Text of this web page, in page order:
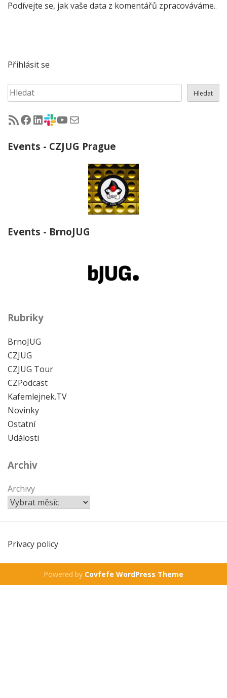
Podívejte se, jak vaše data z komentářů zpracováváme..
Přihlásit se
Hledat Hledat
RSS - články na jug.cz
Facebook skupina Czech Java User Group
LinkedIn skupina Czech Java User Group
CZJUG Slack fórum
CZJUG YouTube kanálCZJUG email
Events - CZJUG Prague
Events - BrnoJUG
Rubriky
BrnoJUG
CZJUG
CZJUG Tour
CZPodcast
Kafemlejnek.TV
Novinky
Ostatní
Události
Archiv
Archivy
Privacy policy
Powered by Covfefe WordPress Theme